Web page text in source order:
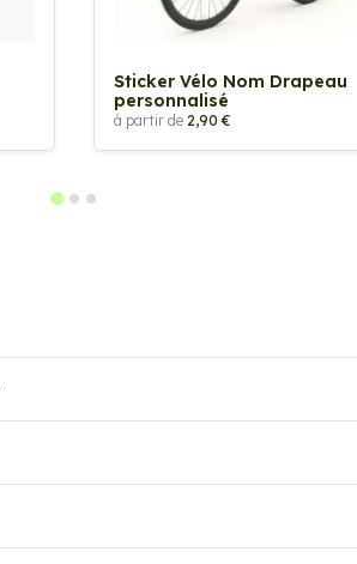
Sticker Vélo Nom Drapeau
personnalisé
à partir de 2,90 €